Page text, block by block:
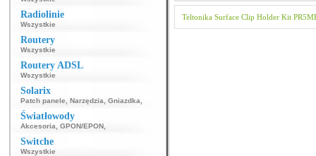
Radiolinie
Wszystkie
Routery
Wszystkie
Routery ADSL
Wszystkie
Solarix
Patch panele Narzędzia Gniazdka
Światłowody
Akcesoria GPON/EPON
Switche
Wszystkie
Teltonika Surface Clip Holder Kit